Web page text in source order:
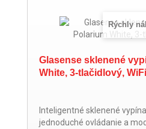
Rýchly
Glasense sklenené
White, 3-tlačidlový, WiFi
Inteligentné sklenené
jednoduché ovládanie a